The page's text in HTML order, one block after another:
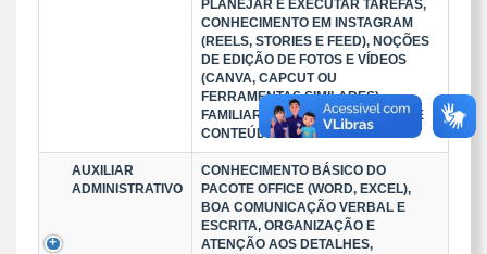
PLANEJAR E EXECUTAR TAREFAS,
CONHECIMENTO EM INSTAGRAM
(REELS, STORIES E FEED), NOÇÕES
DE EDIÇÃO DE FOTOS E VÍDEOS
(CANVA, CAPCUT OU
FERRAMENTAS SIMILARES).
FAMILIARIDADE COM CRIAÇÃO DE
CONTEÚDO PARA REDES SOCIA
AUXILIAR
ADMINISTRATIVO
CONHECIMENTO BÁSICO DO
PACOTE OFFICE (WORD, EXCEL),
BOA COMUNICAÇÃO VERBAL E
ESCRITA, ORGANIZAÇÃO E
ATENÇÃO AOS DETALHES,